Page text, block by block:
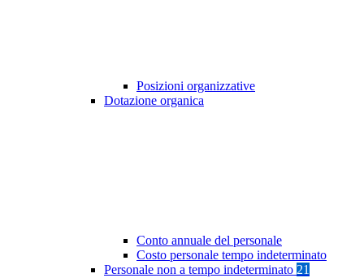
Posizioni organizzative
Dotazione organica
Conto annuale del personale
Costo personale tempo indeterminato
Personale non a tempo indeterminato 21